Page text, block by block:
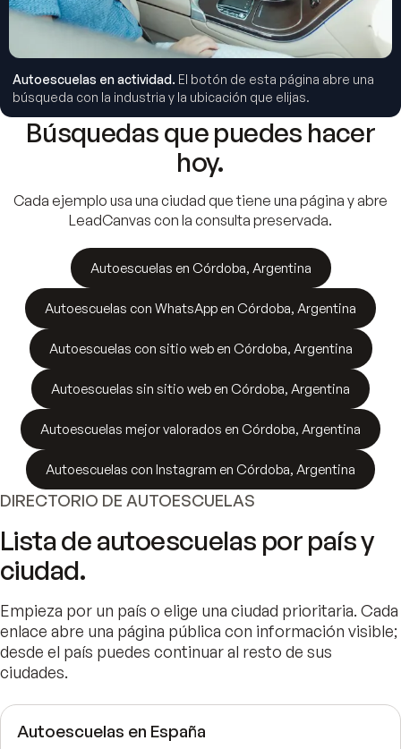
Autoescuelas en actividad. El botón de esta página abre una
búsqueda con la industria y la ubicación que elijas.
Búsquedas que puedes hacer
hoy.
Cada ejemplo usa una ciudad que tiene una página y abre
LeadCanvas con la consulta preservada.
Autoescuelas en Córdoba, Argentina
Autoescuelas con WhatsApp en Córdoba, Argentina
Autoescuelas con sitio web en Córdoba, Argentina
Autoescuelas sin sitio web en Córdoba, Argentina
Autoescuelas mejor valorados en Córdoba, Argentina
Autoescuelas con Instagram en Córdoba, Argentina
DIRECTORIO DE AUTOESCUELAS
Lista deautoescuelas por país y
ciudad.
Empieza por un país o elige una ciudad prioritaria. Cada
enlace abre una página pública con información visible;
desde el país puedes continuar al resto de sus
ciudades.
Autoescuelas en España